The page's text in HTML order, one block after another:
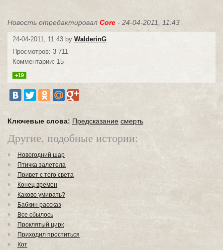
Новость отредактировал Core - 24-04-2011, 11:43
24-04-2011, 11:43 by WalderinG
Просмотров: 3 711
Комментарии: 15
+19
Ключевые слова: Предсказание смерть
Другие, подобные истории:
Новогодний шар
Птичка залетела
Привет с того света
Конец времен
Каково умирать?
Бабкин рассказ
Все сбылось
Проклятый цирк
Приходил проститься
Кот